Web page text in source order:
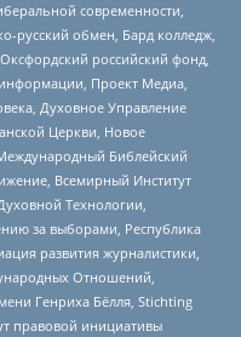
современности,
русский обмен, Бард колледж,
российский фонд,
Проект Медиа,
Духовное Управление
Церкви, Новое
Библейский
Всемирный Институт
Технологии,
за выборами, Республика
развития журналистики,
Отношений,
Генриха Бёлля, Stichting
правовой инициативы